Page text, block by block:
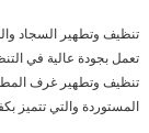
تنظيف وتطهير السجاد
تعمل بجودة عالية في
تنظيف وتطهير غرف
المستوردة والتي تتميز